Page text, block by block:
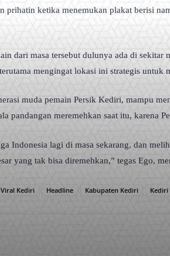
prihatin ketika menemukan plakat berisi
dari masa tersebut dulunya ada di
mengingat lokasi ini strategis untuk
muda pemain Persik Kediri, mampu
pandangan meremehkan saat itu, karena
Indonesia lagi di masa sekarang, dan
yang tak bisa diremehkan,” tegas Ego,
Kediri Headline Kabupaten Kediri Kediri